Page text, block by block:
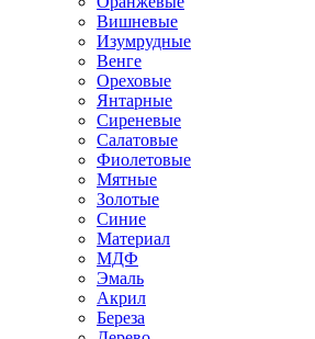
Вишневые
Изумрудные
Венге
Ореховые
Янтарные
Сиреневые
Салатовые
Фиолетовые
Мятные
Золотые
Синие
Материал
МДФ
Эмаль
Акрил
Береза